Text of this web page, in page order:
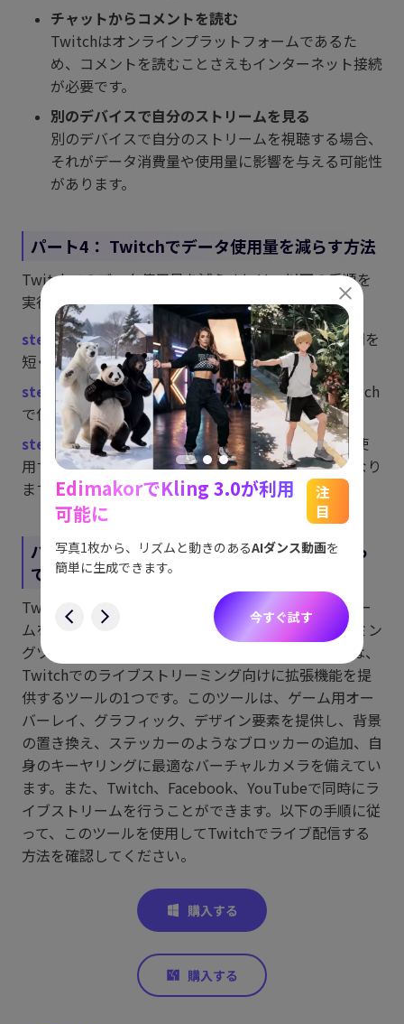
チャットからコメントを読む
Twitchはオンラインプラットフォームであるた
め、コメントを読むことさえもインターネット接続
が必要です。
別のデバイスで自分のストリームを見る
別のデバイスで自分のストリームを視聴する場合、
それがデータ消費量や使用量に影響を与える可能性
があります。
パート4： Twitchでデータ使用量を減らす方法
Twitchでのデータ使用量を減らすには、以下の手順を
実行する必要があります。
step 1.まず、Twitchのストリーミングに費やす時間を
短くすれば、当然データ消費量は減ります。
step 2.さらに、動画の品質を調整することで、Twitch
で使用されるデータ量を減らすことができます。
step 3.最後に、モバイルデータの代わりにWi-Fiを使
用することで、データ使用量を心配する必要がなくなり
ます。
パート5：プロフェッショナルなツールを使っ
てTwitchストリームを宣伝する方法
Twitchでパフォーマンスを向上させたライブストリー
ムを行いたい場合、プロフェッショナルなストリーミン
グツールが必要です。
は、
Twitchでのライブストリーミング向けに拡張機能を提
供するツールの1つです。このツールは、ゲーム用オー
バーレイ、グラフィック、デザイン要素を提供し、背景
の置き換え、ステッカーのようなブロッカーの追加、自
身のキーヤリングに最適なバーチャルカメラを備えてい
ます。また、Twitch、Facebook、YouTubeで同時にラ
イブストリームを行うことができます。以下の手順に従
って、このツールを使用してTwitchでライブ配信する
方法を確認してください。
EdimakorでKling 3.0が利用
可能に
注
目
写真1枚から、リズムと動きのあるAIダンス動画を
簡単に生成できます。
今すぐ試す